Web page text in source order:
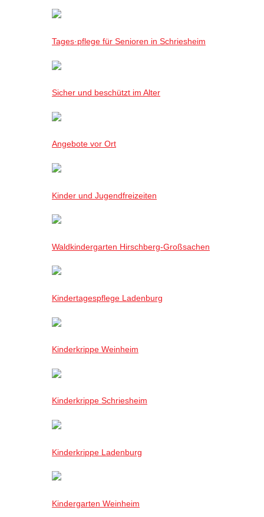
Tages·pflege für Senioren in Schriesheim
Sicher und beschützt im Alter
Angebote vor Ort
Kinder und Jugendfreizeiten
Waldkindergarten Hirschberg-Großsachen
Kindertagespflege Ladenburg
Kinderkrippe Weinheim
Kinderkrippe Schriesheim
Kinderkrippe Ladenburg
Kindergarten Weinheim